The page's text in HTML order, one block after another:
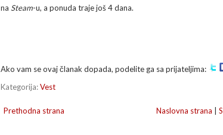
na Steam-u, a ponuda traje još 4 dana.
Ako vam se ovaj članak dopada, podelite ga sa prijateljima:
Kategorija:Vest
Prethodna strana Naslovna strana